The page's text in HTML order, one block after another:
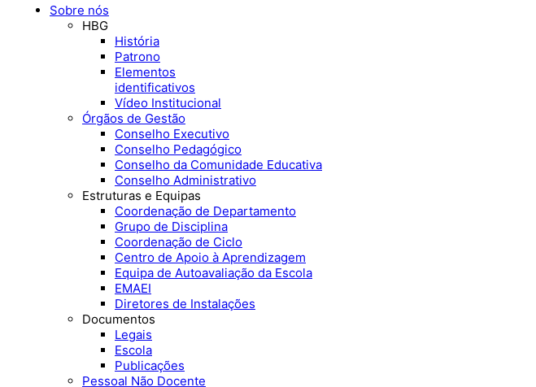
Sobre nós
HBG
História
Patrono
Elementos
identificativos
Vídeo Institucional
Órgãos de Gestão
Conselho Executivo
Conselho Pedagógico
Conselho da Comunidade Educativa
Conselho Administrativo
Estruturas e Equipas
Coordenação de Departamento
Grupo de Disciplina
Coordenação de Ciclo
Centro de Apoio à Aprendizagem
Equipa de Autoavaliação da Escola
EMAEI
Diretores de Instalações
Documentos
Legais
Escola
Publicações
Pessoal Não Docente